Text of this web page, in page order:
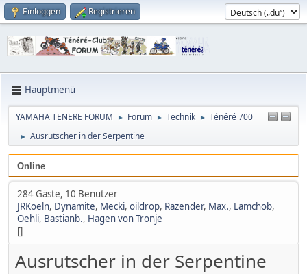
Einloggen Registrieren
Hauptmenü
YAMAHA TENERE FORUM ► Forum ► Technik ► Ténéré 700
► Ausrutscher in der Serpentine
Online
284 Gäste, 10 Benutzer
JRKoeln, Dynamite, Mecki, oildrop, Razender, Max., Lamchob,
Oehli, Bastianb., Hagen von Tronje
[]
Ausrutscher in der Serpentine